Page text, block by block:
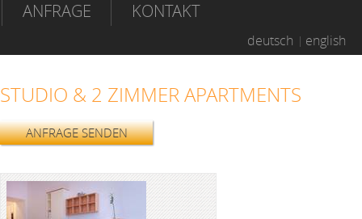
ANFRAGE
KONTAKT
deutsch english
STUDIO & 2 ZIMMER APARTMENTS
ANFRAGE SENDEN